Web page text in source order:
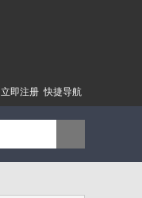
快捷导航
立即注册